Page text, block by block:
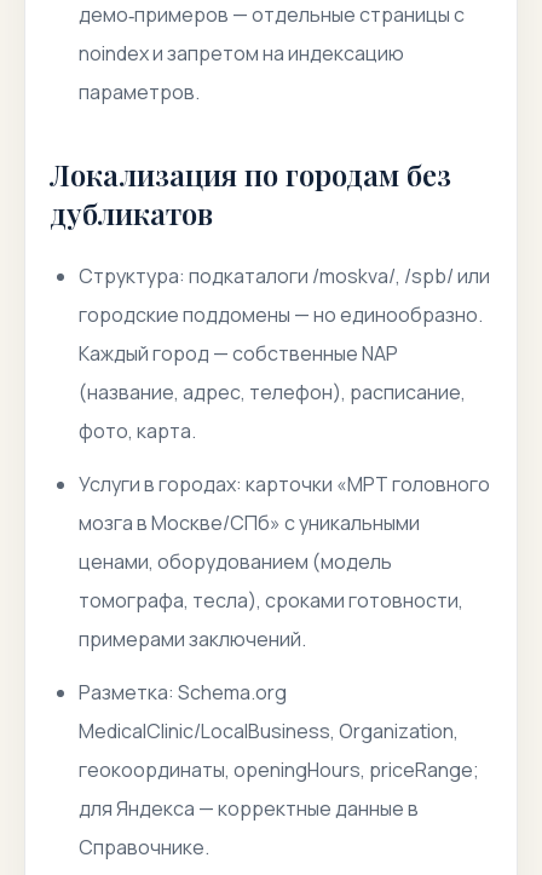
демо‑примеров — отдельные страницы с
noindex и запретом на индексацию
параметров.
Локализация по городам без
дубликатов
Структура: подкаталоги /moskva/, /spb/ или
городские поддомены — но единообразно.
Каждый город — собственные NAP
(название, адрес, телефон), расписание,
фото, карта.
Услуги в городах: карточки «МРТ головного
мозга в Москве/СПб» с уникальными
ценами, оборудованием (модель
томографа, тесла), сроками готовности,
примерами заключений.
Разметка: Schema.org
MedicalClinic/LocalBusiness, Organization,
геокоординаты, openingHours, priceRange;
для Яндекса — корректные данные в
Справочнике.